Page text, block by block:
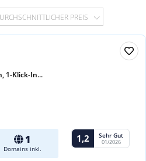
PREIS
1-Klick-In...
1
Domains inkl.
1,2 Sehr Gut
01/2026